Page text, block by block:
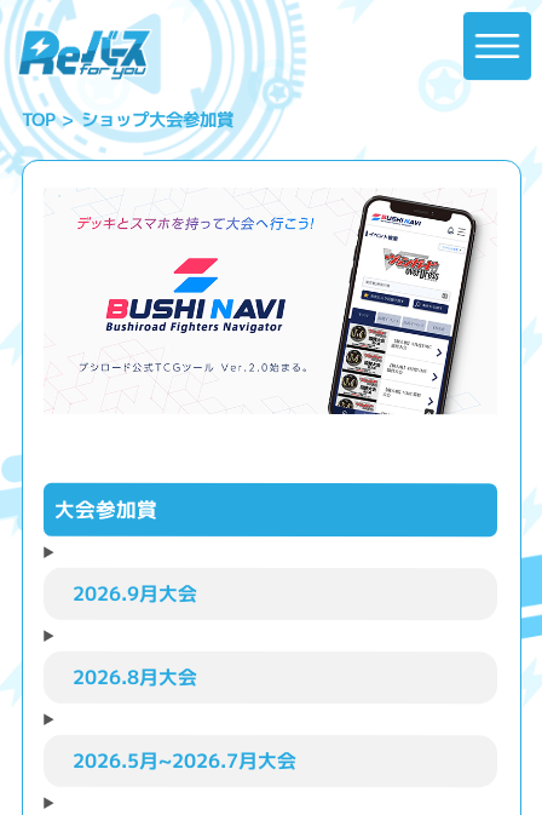
TOP ショップ大会参加賞
大会参加賞
2026.9月大会
2026.8月大会
2026.5月~2026.7月大会